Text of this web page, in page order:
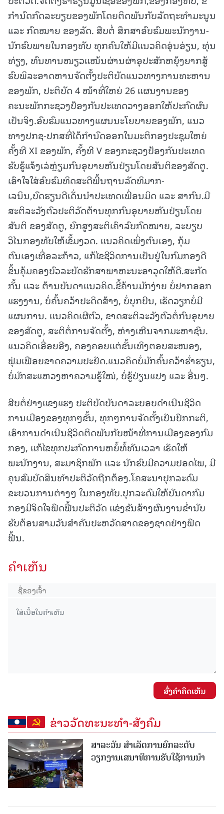
ກຳນົດກົດລະບຽບຂອງພັກໂດຍຕິດພັນກັບລັດຖະທຳມະນູນ
ແລະ ກົດໝາຍ ຂອງລັດ. ສືບຕໍ່ ສຶກສາອົບຮົມພະນັກງານ-
ນັກຮົບພາຍໃນກອງທັບ ທຸກຄົນໃຫ້ມີແນວຄິດອຸ່ນອ່ຽນ, ທຸ່ນ
ທ່ຽງ, ທົນທານໜຽວແໜ້ນຜ່ານຜ່າອຸປະສັກຫຍຸ້ງຍາກສູ້
ຮົບພິລະອາດຫານຈັດຕັ້ງປະຕິບັດແນວທາງການທະຫານ
ຂອງພັກ, ປະຕິບັດ 4 ໜ້າທີ່ໃຫຍ່ 26 ແຜນງານຂອງ
ຄະນະພັກກະຊວງປ້ອງກັນປະເທດວາງອອກໃຫ້ປະກົດຜົນ
ເປັນຈິງ.ອົບຮົມແນວທາງແຜນນະໂຍບາຍຂອງພັກ, ແນວ
ທາງປກຊ-ປກສທີ່ໄດ້ກຳນົດອອກໃນມະຕິກອງປະຊຸມໃຫຍ່
ຄັ້ງທີ XI ຂອງພັກ, ຄັ້ງທີ V ຂອງກະຊວງປ້ອງກັນປະເທດ
ຮັບຮູ້ແຈ້ງເລ່ຫຼ່ຽມກົນອຸບາຍຫັນປ່ຽນໂດຍສັນຕິຂອງສັດຕູ.
ເອົາໃຈໃສ່ອົບຮົມທິດສະດີພື້ນຖານລັດທິມາກ-
ເລນິນ,ບົດຮຽນດີເດັ່ນນໍາປະເທດເພື່ອນມິດ ແລະ ສາກົນ.ມີ
ສະຕິລະວັງຕົວປະຕິວັດຕ້ານທຸກກົນອຸບາຍຫັນປ່ຽນໂດຍ
ສັນຕິ ຂອງສັດຕູ, ຍົກສູງສະຕິເຄົາລົບກົດໝາຍ, ລະບຽບ
ວິໄນກອງທັບໃຫ້ເຂັ້ມງວດ. ແນວຄິດເພິ່ງຕົນເອງ, ກຸ້ມ
ຕົນເອງເທື່ອລະກ້າວ, ແກ້ໄຂຊີວິດການເປັນຢູ່ໃນກົມກອງດີ
ຂຶ້ນຄຸ້ມຄອງບົວລະບັດຮັກສາພາຫະນະອາວຸດໃຫ້ດີ.ສະກັດ
ກັ້ນ ແລະ ຕ້ານບັນດາແນວຄິດ.ຂີ້ຄ້ານມັກງ່າຍ ບໍ່ຢາກອອກ
ແຮງງານ, ບໍ່ຄົ້ນຄວ້າປະດິດສ້າງ, ບໍ່ບຸກບືນ, ເຮັດວຽກບໍ່ມີ
ແຜນການ. ແນວຄິດເຜີຕົວ, ຂາດສະຕິລະວັງຕົວຕໍ່ກົນອຸບາຍ
ຂອງສັດຕູ, ສະຕິຕໍ່ການຈັດຕັ້ງ, ຫ່າງເຫີນຈາກມະຫາຊົນ.
ແນວຄິດເອື່ອຍອີງ, ຄອງຄອຍແຕ່ຂັ້ນເທິງຕອບສະໜອງ,
ຟຸ່ມເຟືອຍຂາດຄວາມປະຢັດ.ແນວຄິດບໍ່ມັກຄົ້ນຄວ້າຮໍ່າຮຽນ,
ບໍ່ມັກສະແຫວງຫາຄວາມຮູ້ໃໝ່, ບໍ່ຮູ້ປ່ຽນແປງ ແລະ ອື່ນໆ.
ສືບຕໍ່ຢ່າງແຂງແຮງ ປະຕິບັດບັນດາລະບອບດໍາເນີນຊີວິດ
ການເມືອງຂອງທຸກໆຂັ້ນ, ທຸກໆການຈັດຕັ້ງເປັນປົກກະຕິ,
ເອົາການດໍາເນີນຊີວິດຕິດພັນກັບໜ້າທີ່ການເມືອງຂອງກົມ
ກອງ, ແກ້ໄຂທຸກປະກົດການຫຍໍ້ທໍ້ທັນເວລາ ເຮັດໃຫ້
ພະນັກງານ, ສະມາຊິກພັກ ແລະ ນັກຮົບມີຄວາມປອດໄພ, ມີ
ຄຸນສົມບັດສິນທໍາປະຕິວັດຖືກຕ້ອງ.ໂຄສະນາປຸກລະດົມ
ຂະບວນການຕ່າງໆ ໃນກອງທັບ.ປຸກລະດົມໃຫ້ບັນດາກົມ
ກອງມີຈິດໃຈຟົດຟື້ນປະຕິວັດ ແຂ່ງຂັນສ້າງຜົນງານຂໍ່ານັບ
ຮັບຕ້ອນສາມວັນສໍາຄັນປະຫວັດສາດຂອງຊາດຢ່າງຟົດ
ຟື້ນ.
ຄໍາເຫັນ
ສົ່ງຄໍາຄິດເຫັນ
ຂ່າວວັດທະນະທຳ-ສັງຄົມ
ສາລະວັນ ສໍາເລັດການຍົກລະດັບ
ວຽກງານເສນາທິການຮັບໃຊ້ການນໍາ